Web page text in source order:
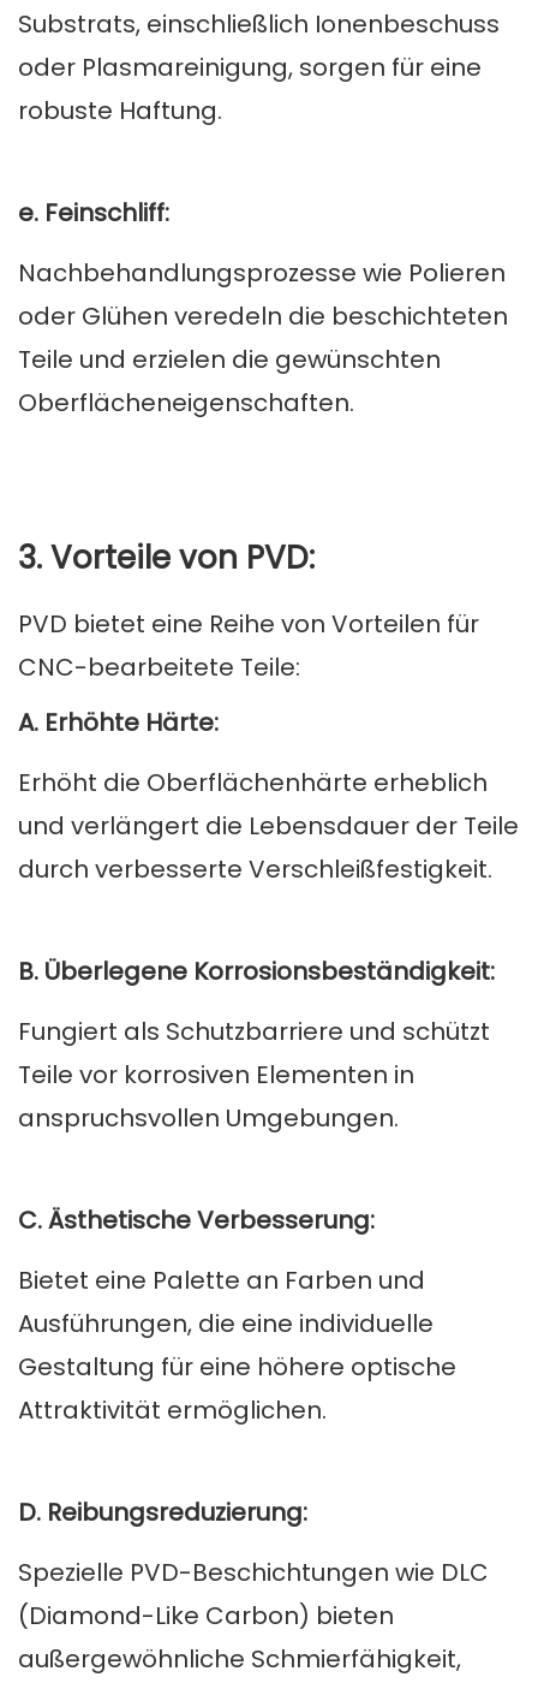
Substrats, einschließlich Ionenbeschuss
oder Plasmareinigung, sorgen für eine
robuste Haftung.
e. Feinschliff:
Nachbehandlungsprozesse wie Polieren
oder Glühen veredeln die beschichteten
Teile und erzielen die gewünschten
Oberflächeneigenschaften.
3. Vorteile von PVD:
PVD bietet eine Reihe von Vorteilen für
CNC-bearbeitete Teile:
A. Erhöhte Härte:
Erhöht die Oberflächenhärte erheblich
und verlängert die Lebensdauer der Teile
durch verbesserte Verschleißfestigkeit.
B. Überlegene Korrosionsbeständigkeit:
Fungiert als Schutzbarriere und schützt
Teile vor korrosiven Elementen in
anspruchsvollen Umgebungen.
C. Ästhetische Verbesserung:
Bietet eine Palette an Farben und
Ausführungen, die eine individuelle
Gestaltung für eine höhere optische
Attraktivität ermöglichen.
D. Reibungsreduzierung:
Spezielle PVD-Beschichtungen wie DLC
(Diamond-Like Carbon) bieten
außergewöhnliche Schmierfähigkeit,